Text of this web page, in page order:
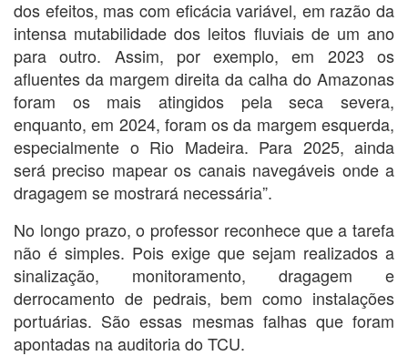
dos efeitos, mas com eficácia variável, em razão da
intensa mutabilidade dos leitos fluviais de um ano
para outro. Assim, por exemplo, em 2023 os
afluentes da margem direita da calha do Amazonas
foram os mais atingidos pela seca severa,
enquanto, em 2024, foram os da margem esquerda,
especialmente o Rio Madeira. Para 2025, ainda
será preciso mapear os canais navegáveis onde a
dragagem se mostrará necessária”.
No longo prazo, o professor reconhece que a tarefa
não é simples. Pois exige que sejam realizados a
sinalização, monitoramento, dragagem e
derrocamento de pedrais, bem como instalações
portuárias. São essas mesmas falhas que foram
apontadas na auditoria do TCU.